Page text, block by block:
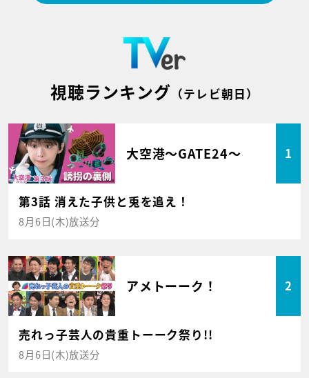
視聴ランキング （テレビ朝日）
大空港～GATE24～ 1
第3話 消えた子供と兎を追え！
8月6日(木)放送分
アメトーーク！ 2
売れっ子芸人の貴重トーーク祭り!!
8月6日(木)放送分